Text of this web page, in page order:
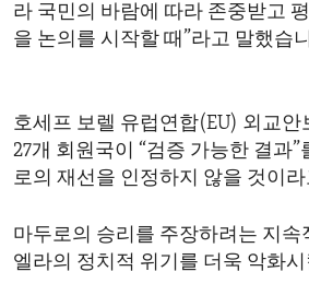
라 국민의 바람에 따라 존중받고
을 논의를 시작할 때”라고 말했습
호세프 보렐 유럽연합(EU) 외교안
27개 회원국이 “검증 가능한 결과
로의 재선을 인정하지 않을 것이
마두로의 승리를 주장하려는 지속
엘라의 정치적 위기를 더욱 악화